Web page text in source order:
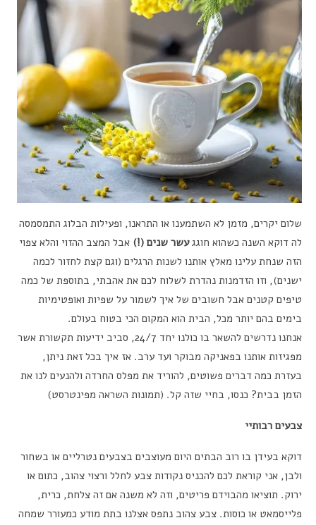
שלום יקרים, מזמן לא השתמענו או התראנו, ופעילות הבלוג התמסמסה
לה דוקא השנה כשהוא חוגגעשר שנים (!) אבל המצב ההזוי והלא צפוי
הזה שנחת עלינו מאלץ אותנו לשנות הרגלים (וגם קצת לחזור לכמה
ישנים), וזו הזדמנות נהדרת לשלוח לכם את אהבתי, בתוספת של כמה
טיפים קטנים אבל חשובים של איך לשמור על שפיות ואופטימיות
בימים בהם יותר מכל, הבית הוא המקום הכי בטוח בעולם.
אנחנו נדרשים להשאר בו כולנו יחד 24/7, סביב ידיעות תקשורת אשר
מפגיזות אותנו בפאניקה מבוקר ועד ערב. אז איך בכל זאת ניתן,
בעזרת כמה דברים פשוטים, להוריד את מפלס החרדה ולהנעים לנו את
הזמן בבית? כנסו, בחיי שזה קל. (תמונות השראה מפינטרסט)
צבעים רבותיי
דוקא בעידן בו רוב הבתים היום מעוצבים בצבעים נטרליים או בשחור
ולבן, אני קוראת לכם להכניס נקודות צבע לחלל ורצוי צהוב, כתום או
ירוק. תוציאו מהבוידם פריטים, וזה לא משנה אם זה צלחת, כרית,
פלייסמאט או כוסות. צבע צהוב נתפס אצלנו בתת מודע כמעורר שמחה